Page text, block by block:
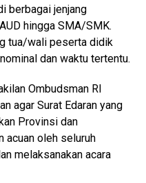
berbagai jenjang
hingga SMA/SMK.
tua/wali peserta didik
dan waktu tertentu.
Ombudsman RI
agar Surat Edaran yang
Provinsi dan
acuan oleh seluruh
melaksanakan acara